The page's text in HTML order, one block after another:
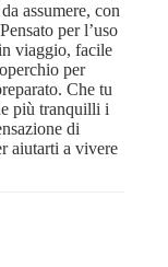
assumere, con
per l’uso
viaggio, facile
per
Che tu
più tranquilli i
di
aiutarti a vivere